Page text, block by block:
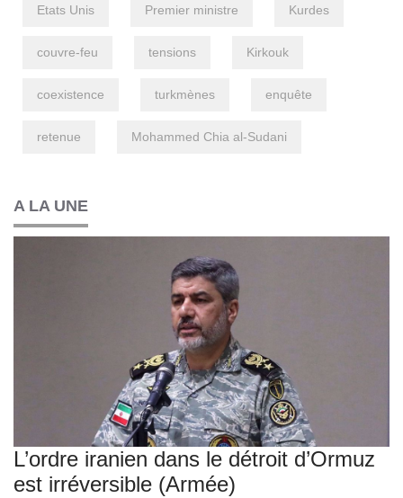
Etats Unis Premier ministre Kurdes
couvre-feu tensions Kirkouk
coexistence turkmènes enquête
retenue Mohammed Chia al-Sudani
A LA UNE
L’ordre iranien dans le détroit d’Ormuz
est irréversible (Armée)